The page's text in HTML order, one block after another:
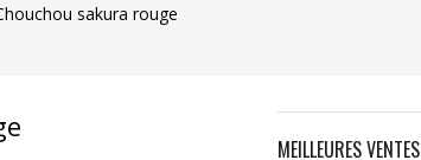
sakura rouge
MEILLEURES VENTES